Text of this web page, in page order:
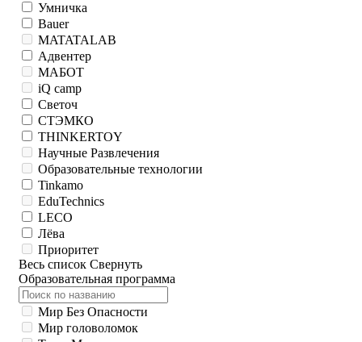
Умничка
Bauer
MATATALAB
Адвентер
МАБОТ
iQ camp
Светоч
СТЭМКО
THINKERTOY
Научные Развлечения
Образовательные технологии
Tinkamo
EduTechnics
LECO
Лёва
Приоритет
Весь список Свернуть
Образовательная программа
Мир Без Опасности
Мир головоломок